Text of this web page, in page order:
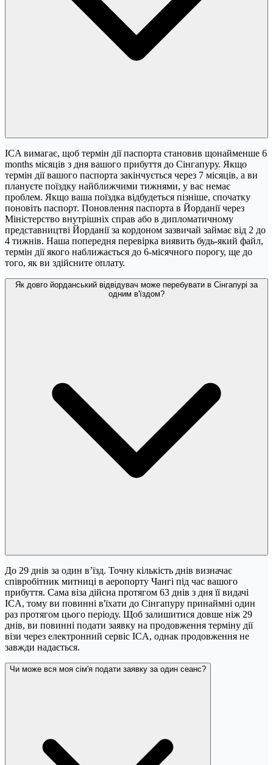
ICA вимагає, щоб термін дії паспорта становив щонайменше 6
months місяців з дня вашого прибуття до Сінгапуру. Якщо
термін дії вашого паспорта закінчується через 7 місяців, а ви
плануєте поїздку найближчими тижнями, у вас немає
проблем. Якщо ваша поїздка відбудеться пізніше, спочатку
поновіть паспорт. Поновлення паспорта в Йорданії через
Міністерство внутрішніх справ або в дипломатичному
представництві Йорданії за кордоном зазвичай займає від 2 до
4 тижнів. Наша попередня перевірка виявить будь-який файл,
термін дії якого наближається до 6-місячного порогу, ще до
того, як ви здійсните оплату.
Як довго йорданський відвідувач може перебувати в Сінгапурі за
одним в'їздом?
До 29 днів за один в’їзд. Точну кількість днів визначає
співробітник митниці в аеропорту Чангі під час вашого
прибуття. Сама віза дійсна протягом 63 днів з дня її видачі
ICA, тому ви повинні в'їхати до Сінгапуру принаймні один
раз протягом цього періоду. Щоб залишитися довше ніж 29
днів, ви повинні подати заявку на продовження терміну дії
візи через електронний сервіс ICA, однак продовження не
завжди надається.
Чи може вся моя сім'я подати заявку за один сеанс?